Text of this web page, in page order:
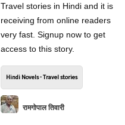
Travel stories in Hindi and it is
receiving from online readers
very fast. Signup now to get
access to this story.
Hindi Novels - Travel stories
रामगोपाल तिवारी